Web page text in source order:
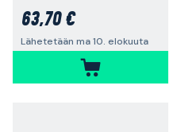
63,70 €
Lähetetään ma 10. elokuuta